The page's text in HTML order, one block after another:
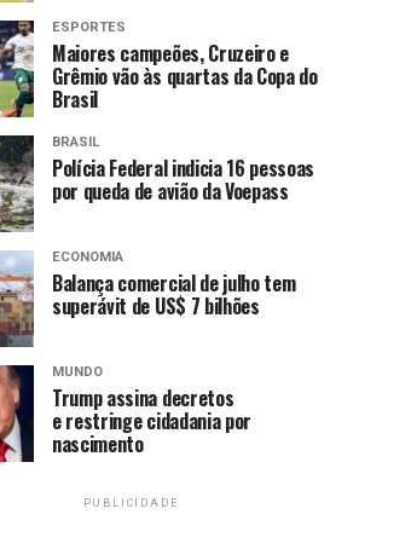
ESPORTES
Maiores campeões, Cruzeiro e
Grêmio vão às quartas da Copa do
Brasil
BRASIL
Polícia Federal indicia 16 pessoas
por queda de avião da Voepass
ECONOMIA
Balança comercial de julho tem
superávit de US$ 7 bilhões
MUNDO
Trump assina decretos
e restringe cidadania por
nascimento
PUBLICIDADE